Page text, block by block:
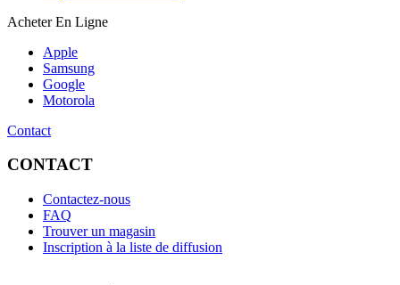
Acheter En Ligne
Apple
Samsung
Google
Motorola
Contact
CONTACT
Contactez-nous
FAQ
Trouver un magasin
Inscription à la liste de diffusion